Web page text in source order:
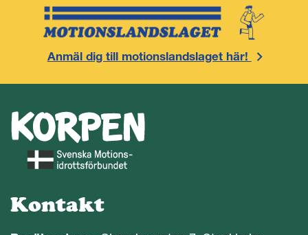
Anmäl dig till motionslandslaget här!
Kontakt